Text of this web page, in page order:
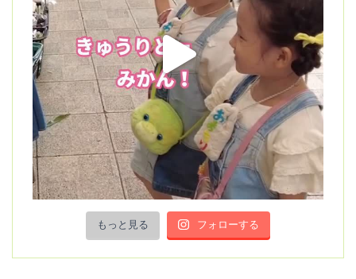
もっと見る フォローする